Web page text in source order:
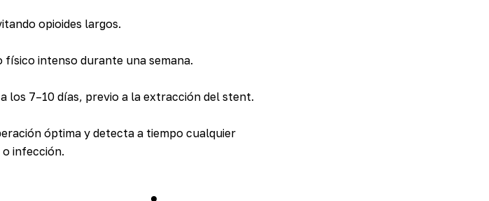
opioides largos.
intenso durante una semana.
los 7–10 días, previo a la extracción del stent.
óptima y detecta a tiempo cualquier
infección.